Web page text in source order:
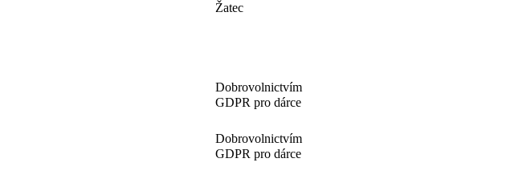
Žatec
Dobrovolnictvím
GDPR pro dárce
Dobrovolnictvím
GDPR pro dárce